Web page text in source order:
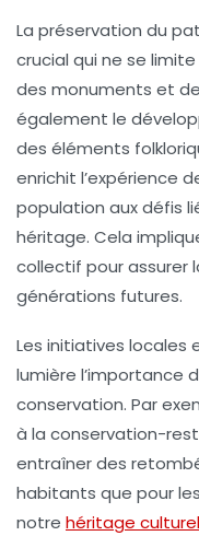
La préservation du
crucial qui ne se
des monuments et
également le
des éléments
enrichit l’expérience
population aux défis
héritage. Cela
collectif pour assurer
générations futures.
Les initiatives
lumière l’importance
conservation. Par
à la conservation-
entraîner des
habitants que pour
notre héritage culturel